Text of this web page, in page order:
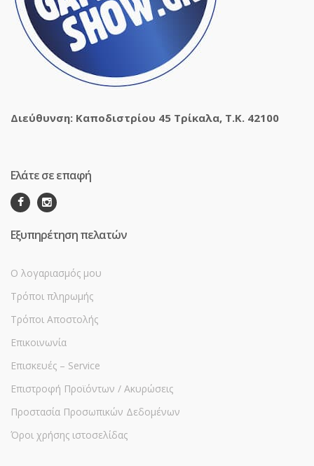
Διεύθυνση: Καποδιστρίου 45 Τρίκαλα, Τ.Κ. 42100
Ελάτε σε επαφή
Εξυπηρέτηση πελατών
Ο λογαριασμός μου
Τρόποι πληρωμής
Τρόποι Αποστολής
Επικοινωνία
Επισκευές – Service
Επιστροφή Προϊόντων / Ακυρώσεις
Προστασία Προσωπικών Δεδομένων
Όροι χρήσης ιστοσελίδας